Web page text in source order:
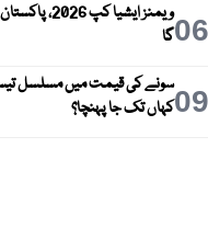
06
ویمنز ایشیا
گا
09سونے کی قیمت میں مسلسل
کہاں تک جا پہنچا؟